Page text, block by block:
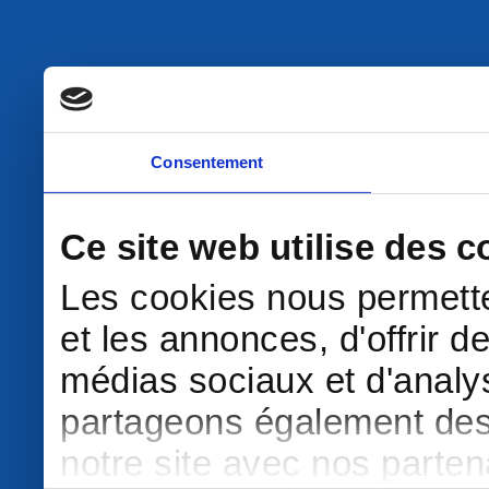
Consentement
Ce site web utilise des
Les cookies nous
et les annonces, d'offrir
médias sociaux et
partageons également
notre site avec nos